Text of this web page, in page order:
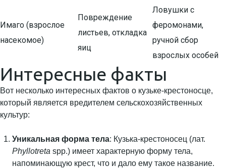
Имаго (взрослое
насекомое)
Повреждение
листьев, откладка
яиц
Ловушки с
феромонами,
ручной сбор
взрослых особей
Интересные факты
Вот несколько интересных фактов о кузьке-крестоносце,
который является вредителем сельскохозяйственных
культур:
Уникальная форма тела: Кузька-крестоносец (лат.
Phyllotreta spp.) имеет характерную форму тела,
напоминающую крест, что и дало ему такое название.